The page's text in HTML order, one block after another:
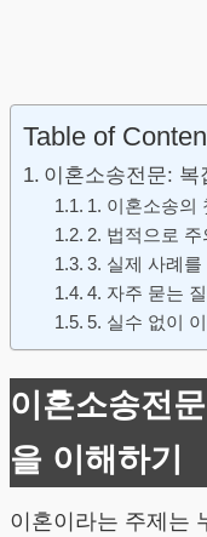
Table of
이혼소송전문: 복
1. 이혼소송의
2. 법적으로
3. 실제 사례
4. 자주 묻는
5. 실수 없이
이혼소송전
을 이해하기
이혼이라는 주제는